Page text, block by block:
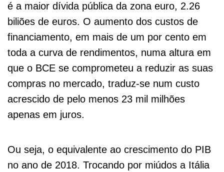
é a maior dívida pública da zona euro, 2.26
biliões de euros. O aumento dos custos de
financiamento, em mais de um por cento em
toda a curva de rendimentos, numa altura em
que o BCE se comprometeu a reduzir as suas
compras no mercado, traduz-se num custo
acrescido de pelo menos 23 mil milhões
apenas em juros.
Ou seja, o equivalente ao crescimento do PIB
no ano de 2018. Trocando por miúdos a Itália